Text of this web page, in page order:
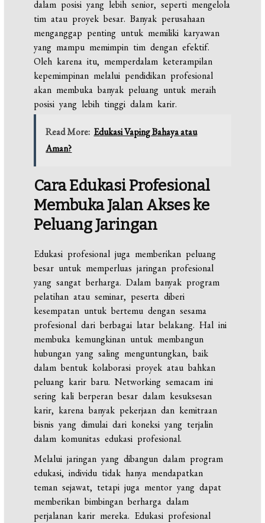
dalam posisi yang lebih senior, seperti mengelola
tim atau proyek besar. Banyak perusahaan
menganggap penting untuk memiliki karyawan
yang mampu memimpin tim dengan efektif.
Oleh karena itu, memperdalam keterampilan
kepemimpinan melalui pendidikan profesional
akan membuka banyak peluang untuk meraih
posisi yang lebih tinggi dalam karir.
Read More: Edukasi Vaping Bahaya atau
Aman?
CaraEdukasiProfesional
MembukaJalanAkses ke
Peluang Jaringan
Edukasi profesional juga memberikan peluang
besar untuk memperluas jaringan profesional
yang sangat berharga. Dalam banyak program
pelatihan atau seminar, peserta diberi
kesempatan untuk bertemu dengan sesama
profesional dari berbagai latar belakang. Hal ini
membuka kemungkinan untuk membangun
hubungan yang saling menguntungkan, baik
dalam bentuk kolaborasi proyek atau bahkan
peluang karir baru. Networking semacam ini
sering kali berperan besar dalam kesuksesan
karir, karena banyak pekerjaan dan kemitraan
bisnis yang dimulai dari koneksi yang terjalin
dalam komunitas edukasi profesional.
Melalui jaringan yang dibangun dalam program
edukasi, individu tidak hanya mendapatkan
teman sejawat, tetapi juga mentor yang dapat
memberikan bimbingan berharga dalam
perjalanan karir mereka. Edukasi profesional